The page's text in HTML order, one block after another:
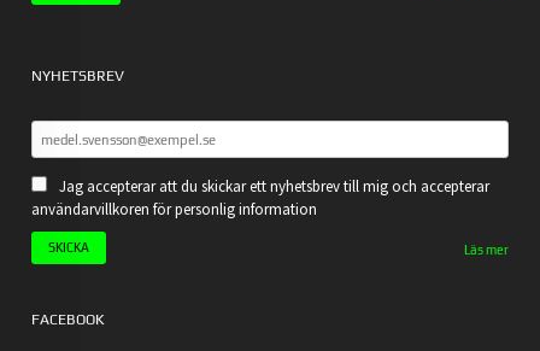
NYHETSBREV
Jag accepterar att du skickar ett nyhetsbrev till mig och accepterar
användarvillkoren för personlig information
Läs mer
FACEBOOK